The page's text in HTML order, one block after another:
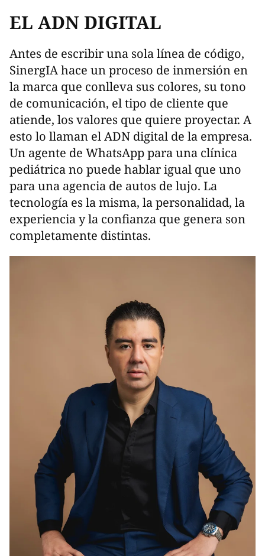
EL ADN DIGITAL
Antes de escribir una sola línea de código,
SinergIA hace un proceso de inmersión en
la marca que conlleva sus colores, su tono
de comunicación, el tipo de cliente que
atiende, los valores que quiere proyectar. A
esto lo llaman el ADN digital de la empresa.
Un agente de WhatsApp para una clínica
pediátrica no puede hablar igual que uno
para una agencia de autos de lujo. La
tecnología es la misma, la personalidad, la
experiencia y la confianza que genera son
completamente distintas.